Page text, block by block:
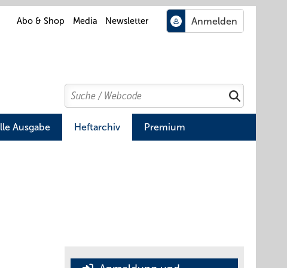
Abo & Shop Media Newsletter
Search
Suchen
Ausgabe Heftarchiv Premium